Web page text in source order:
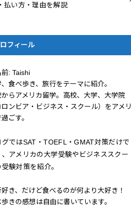
払い方・理由を解説
フィール
前: Taishi
、食べ歩き、旅行をテーマに紹介。
からアメリカ留学。高校、大学、大学院
ロンビア・ビジネス・スクール）をアメリ
ごす。
グではSAT・TOEFL・GMAT対策だけで
、アメリカの大学受験やビジネススクー
受験対策を紹介。
き、だけど食べるのが何より大好き！
きの感想は自由に書いています。